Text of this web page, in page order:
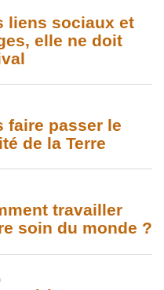
liens sociaux et
elle ne doit
faire passer le
de la Terre
travailler
soin du monde ?